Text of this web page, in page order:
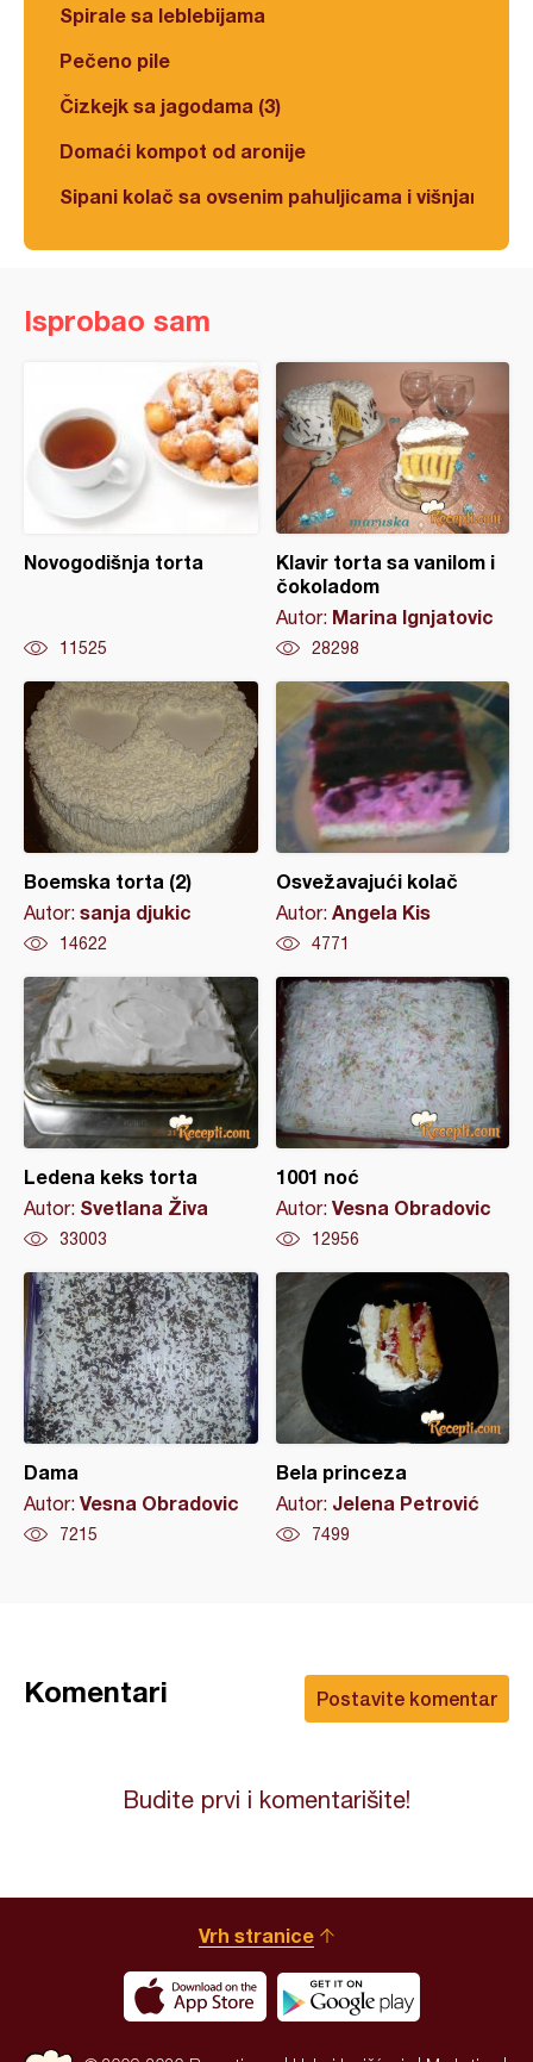
Spirale sa leblebijama
Pečeno pile
Čizkejk sa jagodama (3)
Domaći kompot od aronije
Sipani kolač sa ovsenim pahuljicama i višnjama
Isprobao sam
Novogodišnja torta
11525
Klavir torta sa vanilom i
čokoladom
Autor: Marina Ignjatovic
28298
Boemska torta (2)
Autor: sanja djukic
14622
Osvežavajući kolač
Autor: Angela Kis
4771
Ledena keks torta
Autor: Svetlana Živa
33003
1001 noć
Autor: Vesna Obradovic
12956
Dama
Autor: Vesna Obradovic
7215
Bela princeza
Autor: Jelena Petrović
7499
Postavite komentar
Komentari
Budite prvi i komentarišite!
Vrh stranice